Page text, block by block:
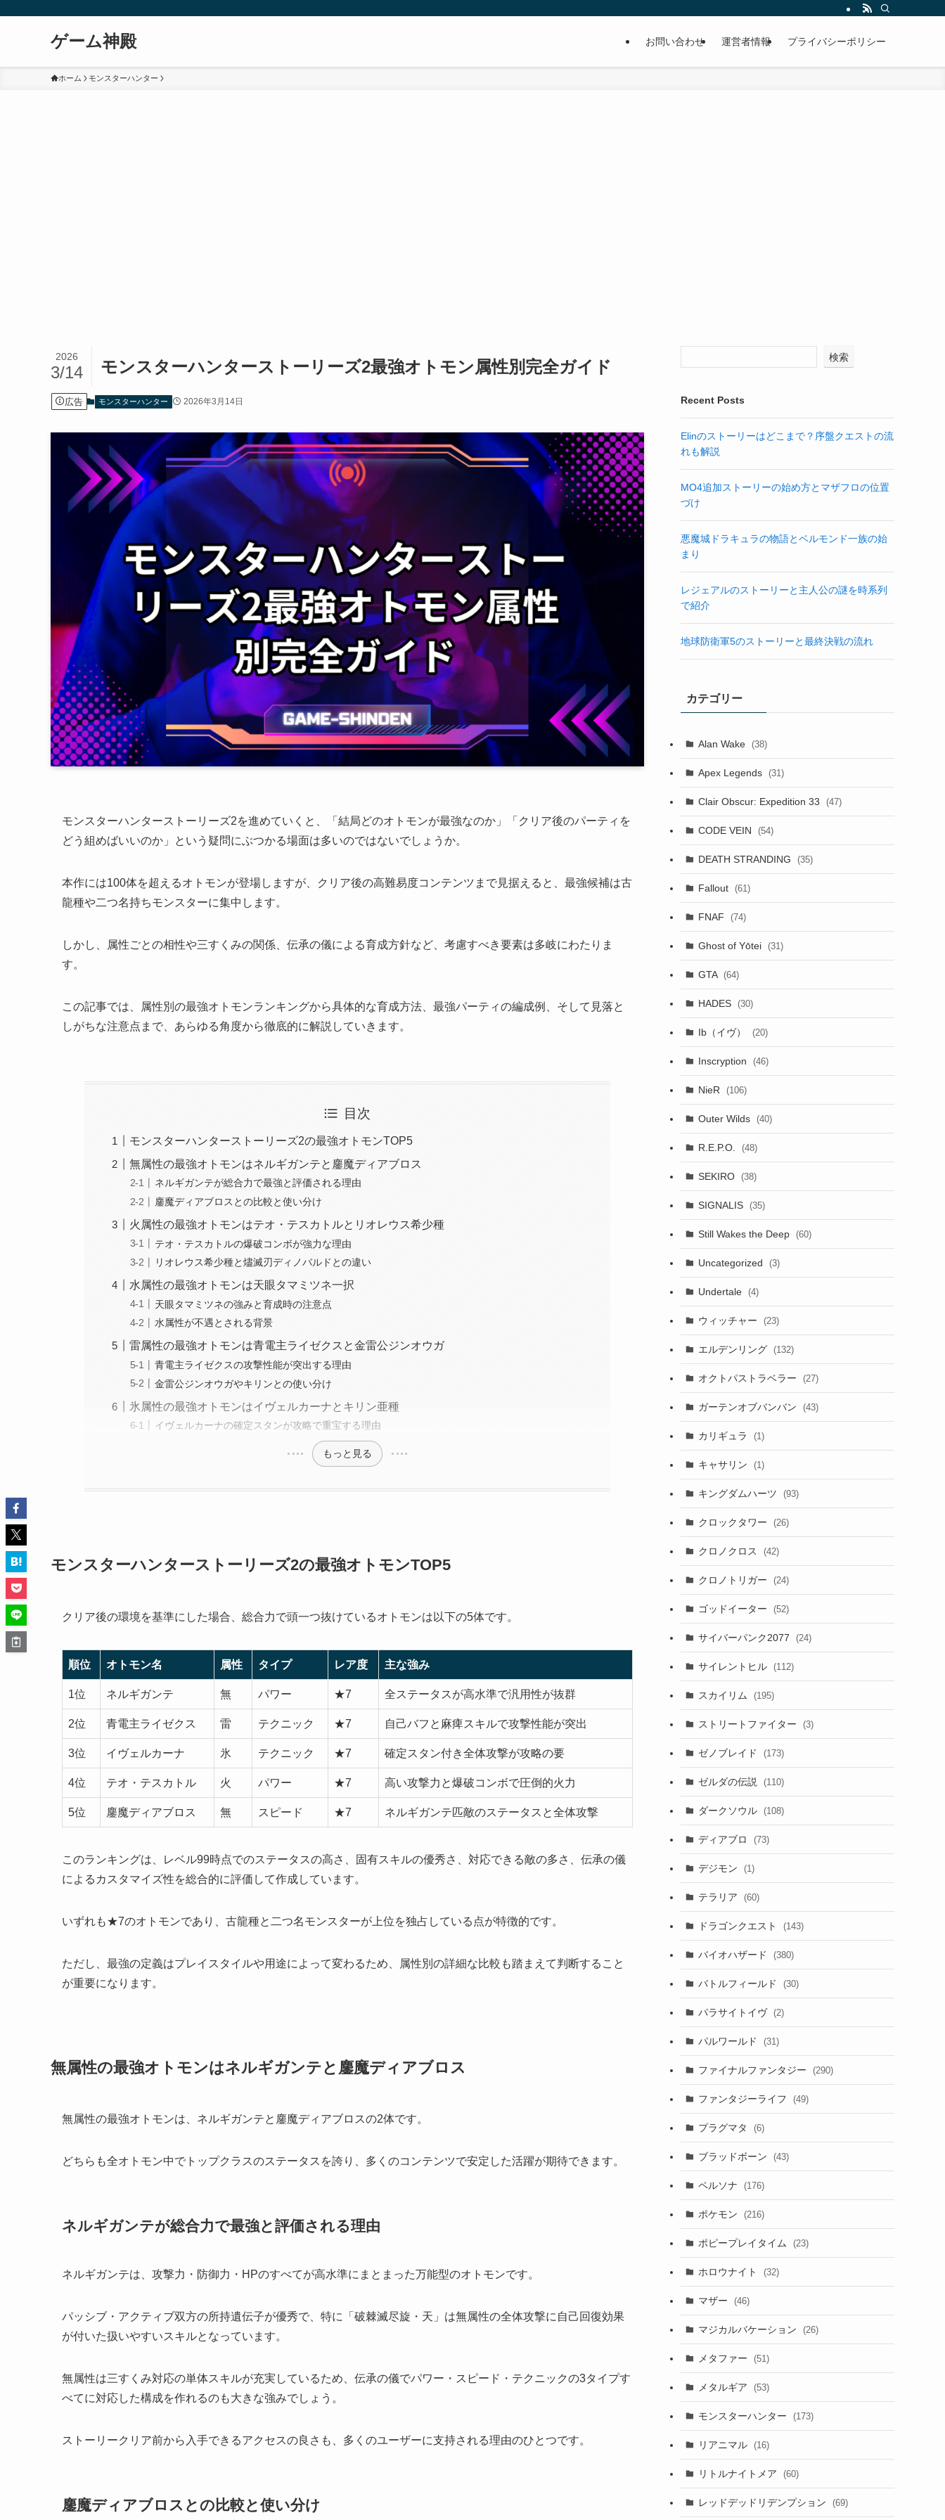
ゲーム神殿 お問い合わせ 運営者情報 プライバシーポリシー
ホーム モンスターハンター
モンスターハンターストーリーズ2最強オトモン属性別完全ガイド
2026
3/14
広告 モンスターハンター 2026年3月14日
モンスターハンターストーリーズ2を進めていくと、「結局どのオトモンが最強なのか」「クリア後のパーティを
どう組めばいいのか」という疑問にぶつかる場面は多いのではないでしょうか。
本作には100体を超えるオトモンが登場しますが、クリア後の高難易度コンテンツまで見据えると、最強候補は古
龍種や二つ名持ちモンスターに集中します。
しかし、属性ごとの相性や三すくみの関係、伝承の儀による育成方針など、考慮すべき要素は多岐にわたりま
す。
この記事では、属性別の最強オトモンランキングから具体的な育成方法、最強パーティの編成例、そして見落と
しがちな注意点まで、あらゆる角度から徹底的に解説していきます。
目次
モンスターハンターストーリーズ2の最強オトモンTOP5
無属性の最強オトモンはネルギガンテと鏖魔ディアブロス
ネルギガンテが総合力で最強と評価される理由
鏖魔ディアブロスとの比較と使い分け
火属性の最強オトモンはテオ・テスカトルとリオレウス希少種
テオ・テスカトルの爆破コンボが強力な理由
リオレウス希少種と燼滅刃ディノバルドとの違い
水属性の最強オトモンは天眼タマミツネ一択
天眼タマミツネの強みと育成時の注意点
水属性が不遇とされる背景
雷属性の最強オトモンは青電主ライゼクスと金雷公ジンオウガ
青電主ライゼクスの攻撃性能が突出する理由
金雷公ジンオウガやキリンとの使い分け
氷属性の最強オトモンはイヴェルカーナとキリン亜種
イヴェルカーナの確定スタンが攻略で重宝する理由
もっと見る
モンスターハンターストーリーズ2の最強オトモンTOP5
クリア後の環境を基準にした場合、総合力で頭一つ抜けているオトモンは以下の5体です。
順位 オトモン名 属性 タイプ レア度 主な強み
1位 ネルギガンテ 無 パワー ★7 全ステータスが高水準で汎用性が抜群
2位 青電主ライゼクス 雷 テクニック ★7 自己バフと麻痺スキルで攻撃性能が突出
3位 イヴェルカーナ 氷 テクニック ★7 確定スタン付き全体攻撃が攻略の要
4位 テオ・テスカトル 火 パワー ★7 高い攻撃力と爆破コンボで圧倒的火力
5位 鏖魔ディアブロス 無 スピード ★7 ネルギガンテ匹敵のステータスと全体攻撃
このランキングは、レベル99時点でのステータスの高さ、固有スキルの優秀さ、対応できる敵の多さ、伝承の儀
によるカスタマイズ性を総合的に評価して作成しています。
いずれも★7のオトモンであり、古龍種と二つ名モンスターが上位を独占している点が特徴的です。
ただし、最強の定義はプレイスタイルや用途によって変わるため、属性別の詳細な比較も踏まえて判断すること
が重要になります。
無属性の最強オトモンはネルギガンテと鏖魔ディアブロス
無属性の最強オトモンは、ネルギガンテと鏖魔ディアブロスの2体です。
どちらも全オトモン中でトップクラスのステータスを誇り、多くのコンテンツで安定した活躍が期待できます。
ネルギガンテが総合力で最強と評価される理由
ネルギガンテは、攻撃力・防御力・HPのすべてが高水準にまとまった万能型のオトモンです。
パッシブ・アクティブ双方の所持遺伝子が優秀で、特に「破棘滅尽旋・天」は無属性の全体攻撃に自己回復効果
が付いた扱いやすいスキルとなっています。
無属性は三すくみ対応の単体スキルが充実しているため、伝承の儀でパワー・スピード・テクニックの3タイプす
べてに対応した構成を作れるのも大きな強みでしょう。
ストーリークリア前から入手できるアクセスの良さも、多くのユーザーに支持される理由のひとつです。
鏖魔ディアブロスとの比較と使い分け
検索
Recent Posts
Elinのストーリーはどこまで？序盤クエストの流
れも解説
MO4追加ストーリーの始め方とマザフロの位置
づけ
悪魔城ドラキュラの物語とベルモンド一族の始
まり
レジェアルのストーリーと主人公の謎を時系列
で紹介
地球防衛軍5のストーリーと最終決戦の流れ
カテゴリー
Alan Wake (38)
Apex Legends (31)
Clair Obscur: Expedition 33 (47)
CODE VEIN (54)
DEATH STRANDING (35)
Fallout (61)
FNAF (74)
Ghost of Yōtei (31)
GTA (64)
HADES (30)
Ib（イヴ） (20)
Inscryption (46)
NieR (106)
Outer Wilds (40)
R.E.P.O. (48)
SEKIRO (38)
SIGNALIS (35)
Still Wakes the Deep (60)
Uncategorized (3)
Undertale (4)
ウィッチャー (23)
エルデンリング (132)
オクトパストラベラー (27)
ガーテンオブバンバン (43)
カリギュラ (1)
キャサリン (1)
キングダムハーツ (93)
クロックタワー (26)
クロノクロス (42)
クロノトリガー (24)
ゴッドイーター (52)
サイバーパンク2077 (24)
サイレントヒル (112)
スカイリム (195)
ストリートファイター (3)
ゼノブレイド (173)
ゼルダの伝説 (110)
ダークソウル (108)
ディアブロ (73)
デジモン (1)
テラリア (60)
ドラゴンクエスト (143)
バイオハザード (380)
バトルフィールド (30)
パラサイトイヴ (2)
パルワールド (31)
ファイナルファンタジー (290)
ファンタジーライフ (49)
プラグマタ (6)
ブラッドボーン (43)
ペルソナ (176)
ポケモン (216)
ポピープレイタイム (23)
ホロウナイト (32)
マザー (46)
マジカルバケーション (26)
メタファー (51)
メタルギア (53)
モンスターハンター (173)
リアニマル (16)
リトルナイトメア (60)
レッドデッドリデンプション (69)